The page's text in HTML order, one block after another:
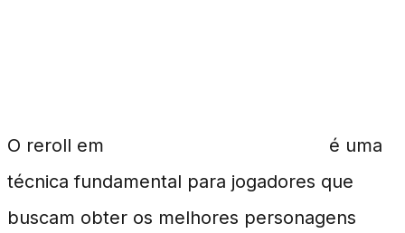
O reroll em
é uma
técnica fundamental para jogadores que
buscam obter os melhores personagens